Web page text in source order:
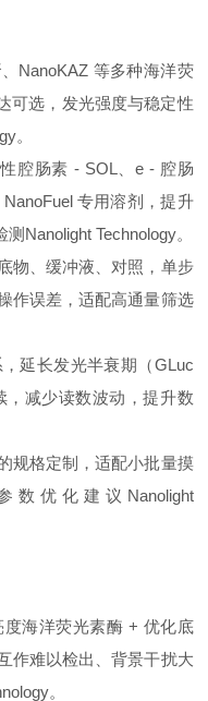
NanoKAZ 等多种海洋荧
可选，发光强度与稳定性
。
腔肠素 - SOL、e - 腔肠
专用溶剂，提升
Nanolight Technology。
物、缓冲液、对照，单步
作误差，适配高通量筛选
延长发光半衰期（GLuc
，减少读数波动，提升数
规格定制，适配小批量摸
优化建议Nanolight
海洋荧光素酶 + 优化底
作难以检出、背景干扰大
。